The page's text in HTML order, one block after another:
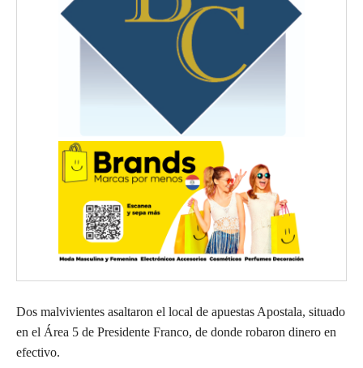
Dos malvivientes asaltaron el local de apuestas Apostala, situado
en el Área 5 de Presidente Franco, de donde robaron dinero en
efectivo.